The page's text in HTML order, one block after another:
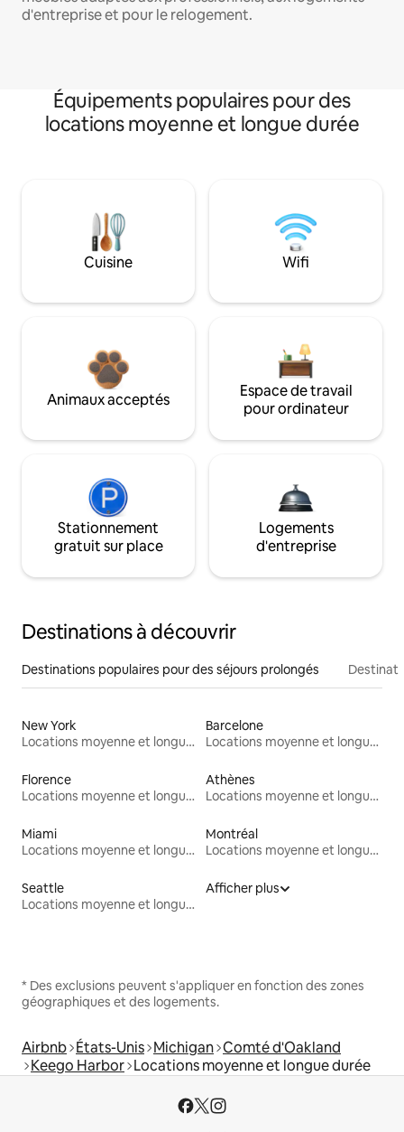
d'entreprise et pour le relogement.
Équipements populaires pour des
locations moyenne et longue durée
Cuisine Wifi
Animaux acceptés
Espace de travail
pour ordinateur
Stationnement
gratuit sur place
Logements
d'entreprise
Destinations à découvrir
Destinations populaires pour des séjours prolongés
New York
Locations moyenne et longue durée
Barcelone
Locations moyenne et longue durée
Florence
Locations moyenne et longue durée
Athènes
Locations moyenne et longue durée
Miami
Locations moyenne et longue durée
Montréal
Locations moyenne et longue durée
Seattle
Locations moyenne et longue durée
Afficher plus
* Des exclusions peuvent s'appliquer en fonction des zones
géographiques et des logements.
Airbnb États-Unis Michigan Comté d'Oakland
Keego Harbor Locations moyenne et longue durée